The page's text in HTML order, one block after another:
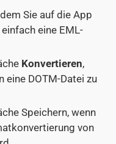
Sie auf die App
eine EML-
Konvertieren,
eine DOTM-Datei zu
Speichern, wenn
von